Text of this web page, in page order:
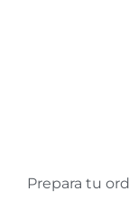
Prepara tu